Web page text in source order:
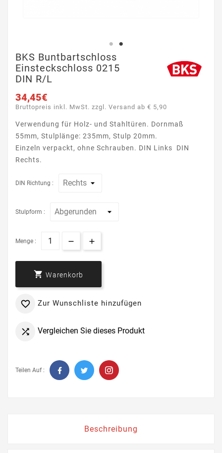
BKS Buntbartschloss
Einsteckschloss 0215
DIN R/L
34,45€
Bruttopreis inkl. MwSt. zzgl. Versand ab € 5,90
Verwendung für Holz- und Stahltüren. Dornmaß
55mm, Stulplänge: 235mm, Stulp 20mm.
Einzeln verpackt, ohne Schrauben. DIN Links DIN
Rechts.
DIN Richtung :
Stulpform :
Menge :
 Warenkorb
 Zur Wunschliste hinzufügen
 Vergleichen Sie dieses Produkt
Teilen Auf :
Beschreibung